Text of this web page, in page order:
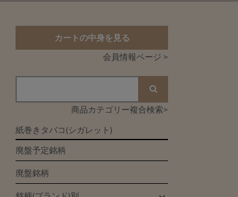
カートの中身を見る
会員情報ページ >
商品カテゴリー複合検索>
紙巻きタバコ(シガレット)
廃盤予定銘柄
廃盤銘柄